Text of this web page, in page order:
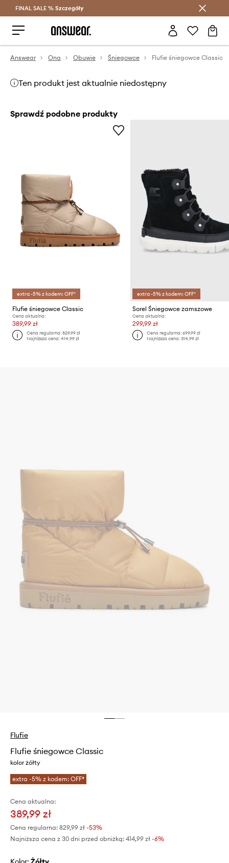
Oszczędzaj z Answear Club >
FINAL SALE % Szczegóły
Answear Ona Obuwie Śniegowce Flufie śniegowce Classic
Ten produkt jest aktualnie niedostępny
Sprawdź podobne produkty
extra -5% z kodem: OFF*
Flufie śniegowce Classic
Cena aktualna:
389,99 zł
Cena regularna:829,99 zł
Najniższa cena:414,99 zł
extra -5% z kodem: OFF*
Sorel Śniegowce zamszowe
Cena aktualna:
299,99 zł
Cena regularna: 699,99 zł
Najniższa cena: 314,99 zł
Flufie
Flufie śniegowce Classic
kolor żółty
extra -5% z kodem: OFF*
Cena aktualna:
389,99 zł
Cena regularna: 829,99 zł -53%
Najniższa cena z 30 dni przed obniżką: 414,99 zł -6%